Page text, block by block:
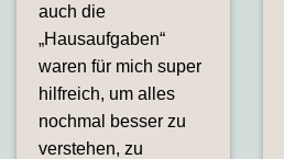
auch die
„Hausaufgaben“
waren für mich super
hilfreich, um alles
nochmal besser zu
verstehen, zu